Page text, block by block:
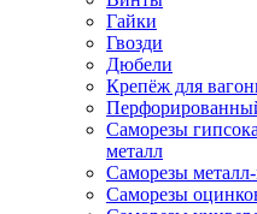
Гайки
Гвозди
Дюбели
Крепёж для
Саморезы
металл
Саморезы
Саморезы